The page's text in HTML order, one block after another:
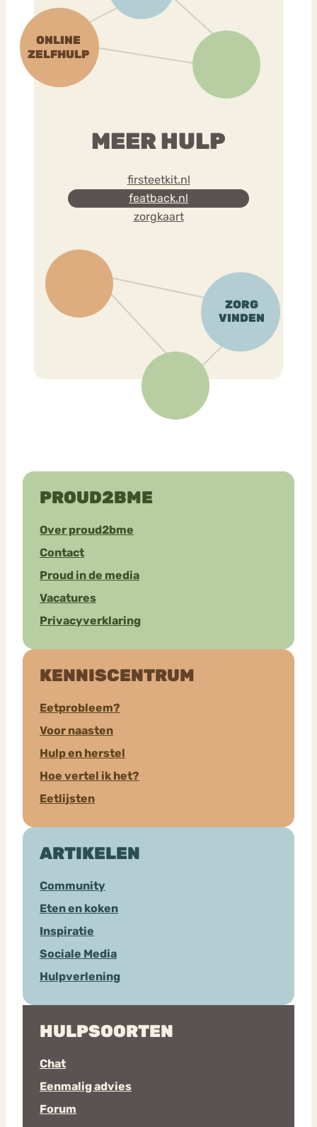
MEER HULP
firsteetkit.nl
featback.nl
zorgkaart
PROUD2BME
Over proud2bme
Contact
Proud in de media
Vacatures
Privacyverklaring
KENNISCENTRUM
Eetprobleem?
Voor naasten
Hulp en herstel
Hoe vertel ik het?
Eetlijsten
ARTIKELEN
Community
Eten en koken
Inspiratie
Sociale Media
Hulpverlening
HULPSOORTEN
Chat
Eenmalig advies
Forum